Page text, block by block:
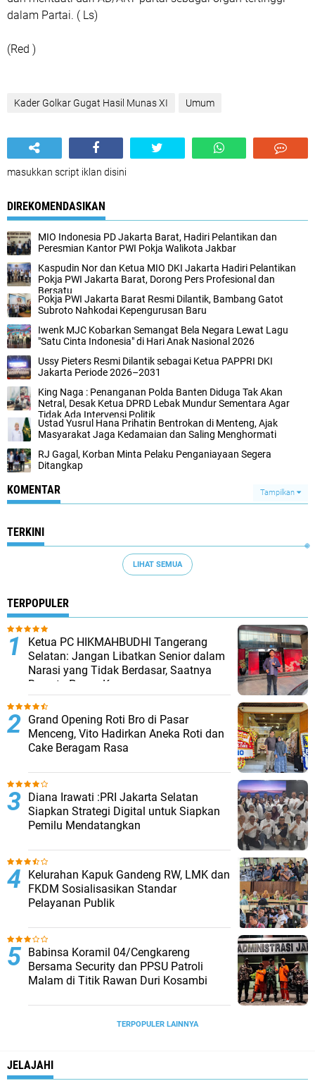
dalam Partai. ( Ls)
(Red )
Kader Golkar Gugat Hasil Munas XI Umum
masukkan script iklan disini
DIREKOMENDASIKAN
MIO Indonesia PD Jakarta Barat, Hadiri Pelantikan dan
Peresmian Kantor PWI Pokja Walikota Jakbar
Kaspudin Nor dan Ketua MIO DKI Jakarta Hadiri Pelantikan
Pokja PWI Jakarta Barat, Dorong Pers Profesional dan
Bersatu
Pokja PWI Jakarta Barat Resmi Dilantik, Bambang Gatot
Subroto Nahkodai Kepengurusan Baru
Iwenk MJC Kobarkan Semangat Bela Negara Lewat Lagu
"Satu Cinta Indonesia" di Hari Anak Nasional 2026
Ussy Pieters Resmi Dilantik sebagai Ketua PAPPRI DKI
Jakarta Periode 2026–2031
King Naga : Penanganan Polda Banten Diduga Tak Akan
Netral, Desak Ketua DPRD Lebak Mundur Sementara Agar
Tidak Ada Intervensi Politik
Ustad Yusrul Hana Prihatin Bentrokan di Menteng, Ajak
Masyarakat Jaga Kedamaian dan Saling Menghormati
RJ Gagal, Korban Minta Pelaku Penganiayaan Segera
Ditangkap
KOMENTAR Tampilkan
TERKINI
LIHAT SEMUA
TERPOPULER
Ketua PC HIKMAHBUDHI Tangerang
Selatan: Jangan Libatkan Senior dalam
Narasi yang Tidak Berdasar, Saatnya
Bersatu Pasca Kongres
Grand Opening Roti Bro di Pasar
Menceng, Vito Hadirkan Aneka Roti dan
Cake Beragam Rasa
Diana Irawati :PRI Jakarta Selatan
Siapkan Strategi Digital untuk Siapkan
Pemilu Mendatangkan
Kelurahan Kapuk Gandeng RW, LMK dan
FKDM Sosialisasikan Standar
Pelayanan Publik
Babinsa Koramil 04/Cengkareng
Bersama Security dan PPSU Patroli
Malam di Titik Rawan Duri Kosambi
TERPOPULER LAINNYA
JELAJAHI